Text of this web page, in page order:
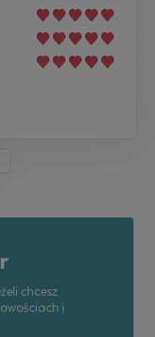
chcesz
i